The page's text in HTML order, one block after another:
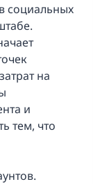
социальных
на
и
тем, что